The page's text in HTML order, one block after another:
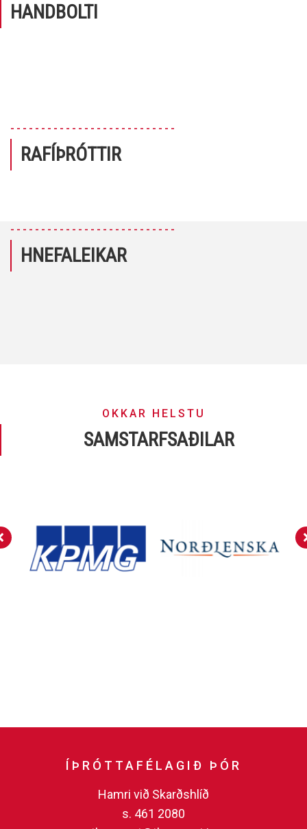
HANDBOLTI
---------------------------
RAFÍÞRÓTTIR
---------------------------
HNEFALEIKAR
OKKAR HELSTU
SAMSTARFSAÐILAR
ÍÞRÓTTAFÉLAGIÐ ÞÓR
Hamri við Skarðshlíð
s. 461 2080